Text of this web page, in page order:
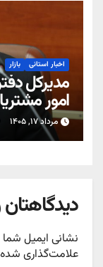
اخبار استانی بازار
مدیرکل
امور
قبوض برخی
مصرف در
مرداد ۱۷, ۱۴۰۵
دیدگاهتان
نشانی ایمیل
علامت‌گذاری